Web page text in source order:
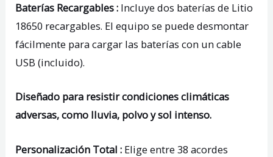
Baterías Recargables : Incluye dos baterías de Litio
18650 recargables. El equipo se puede desmontar
fácilmente para cargar las baterías con un cable
USB (incluido).
Diseñado para resistir condiciones climáticas
adversas, como lluvia, polvo y sol intenso.
Personalización Total : Elige entre 38 acordes